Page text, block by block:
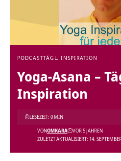
PODCASTTÄGL. INSPIRATION
Yoga-Asana –
Inspiration
ZULETZT AKTUALISIERT: 14.
VONOMKARA VOR 5 JAHREN
LESEZEIT: 0 MIN